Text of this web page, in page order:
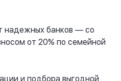
надежных банков — со
от 20% по семейной
и подбора выгодной